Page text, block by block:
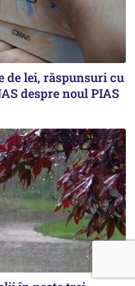
de lei, răspunsuri cu
despre noul PIAS